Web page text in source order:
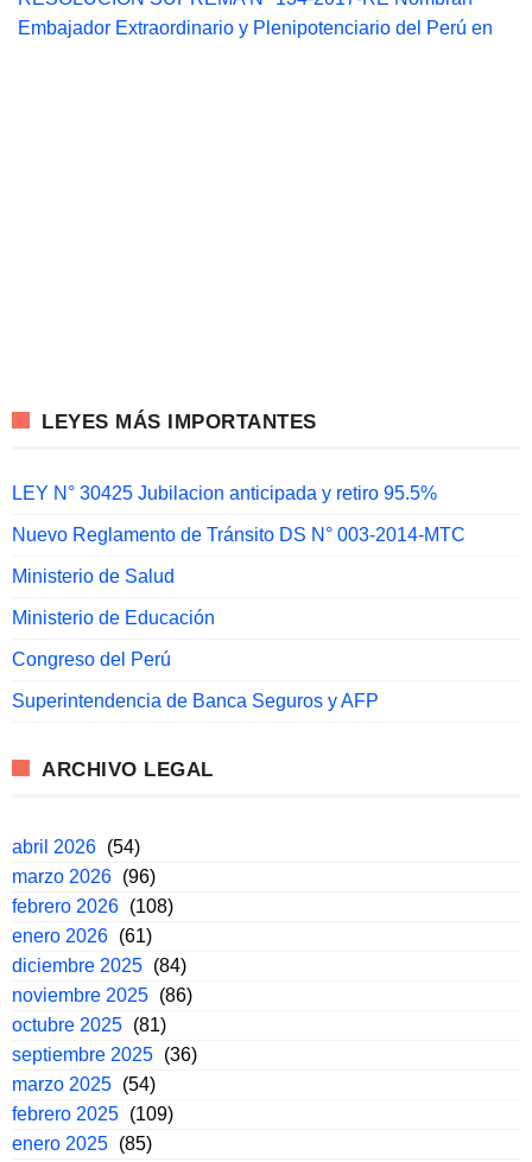
Embajador Extraordinario y Plenipotenciario del Perú en
LEYES MÁS IMPORTANTES
LEY N° 30425 Jubilacion anticipada y retiro 95.5%
Nuevo Reglamento de Tránsito DS N° 003-2014-MTC
Ministerio de Salud
Ministerio de Educación
Congreso del Perú
Superintendencia de Banca Seguros y AFP
ARCHIVO LEGAL
abril 2026 (54)
marzo 2026 (96)
febrero 2026 (108)
enero 2026 (61)
diciembre 2025 (84)
noviembre 2025 (86)
octubre 2025 (81)
septiembre 2025 (36)
marzo 2025 (54)
febrero 2025 (109)
enero 2025 (85)